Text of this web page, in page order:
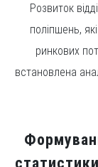
Розвиток
поліпшень,
ринкових
встановлена